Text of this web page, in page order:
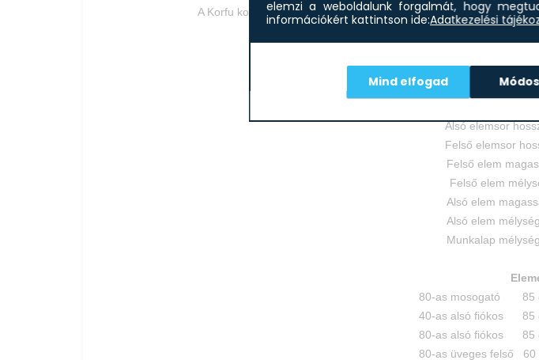
A Korfu konyhabútor 250 cm széles modern elrendezésű blokk
Konyhabútor
Alsó elemsor
Felső elemsor
Felső elem
Felső elem
Alsó elem
Alsó elem
Munkalap
80-as mosogató 85
40-as alsó fiókos 85
80-as alsó fiókos 85
80-as üveges felső 60
elemzi a weboldalunk forgalmát, hogy
információkért kattintson ide:Adatkezelési
Mind elfogad